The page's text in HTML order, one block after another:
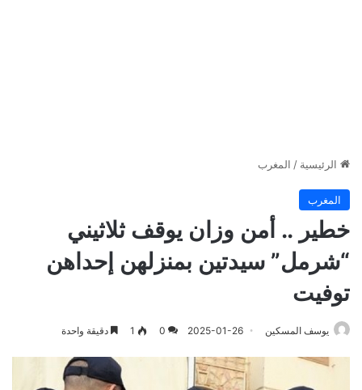
الرئيسية / المغرب
المغرب
خطير .. أمن وزان يوقف ثلاثيني
“شرمل” سيدتين بمنزلهن إحداهن
توفيت
يوسف المسكين 2025-01-26
0
1 دقيقة واحدة